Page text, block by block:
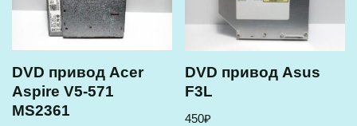
DVD привод Acer
Aspire V5-571
MS2361
DVD привод Asus
F3L
450₽